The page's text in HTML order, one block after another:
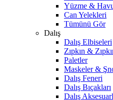
Yüzme &
Can Yelekleri
Tümünü Gör
Dalış
Dalış Elbiseleri
Zıpkın &
Paletler
Maskeler &
Dalış Feneri
Dalış Bıçakları
Dalış